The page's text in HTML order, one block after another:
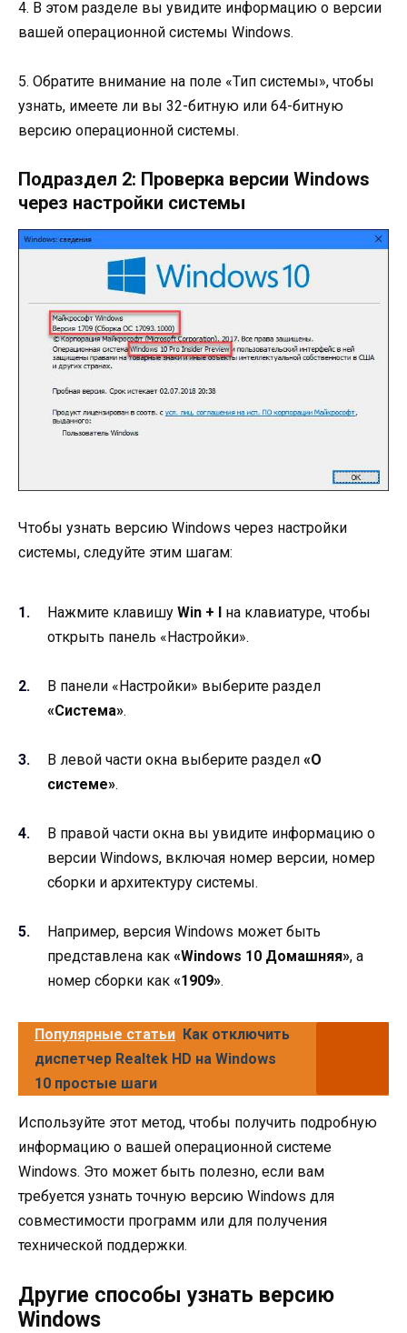
4. В этом разделе вы увидите информацию о версии
вашей операционной системы Windows.
5. Обратите внимание на поле «Тип системы», чтобы
узнать, имеете ли вы 32-битную или 64-битную
версию операционной системы.
Подраздел 2: Проверка версии Windows
через настройки системы
Чтобы узнать версию Windows через настройки
системы, следуйте этим шагам:
Нажмите клавишу Win + I на клавиатуре, чтобы
открыть панель «Настройки».
В панели «Настройки» выберите раздел
«Система».
В левой части окна выберите раздел «О
системе».
В правой части окна вы увидите информацию о
версии Windows, включая номер версии, номер
сборки и архитектуру системы.
Например, версия Windows может быть
представлена как «Windows 10 Домашняя», а
номер сборки как «1909».
Популярные статьи Как отключить
диспетчер Realtek HD на Windows
10 простые шаги
Используйте этот метод, чтобы получить подробную
информацию о вашей операционной системе
Windows. Это может быть полезно, если вам
требуется узнать точную версию Windows для
совместимости программ или для получения
технической поддержки.
Другие способы узнать версию
Windows